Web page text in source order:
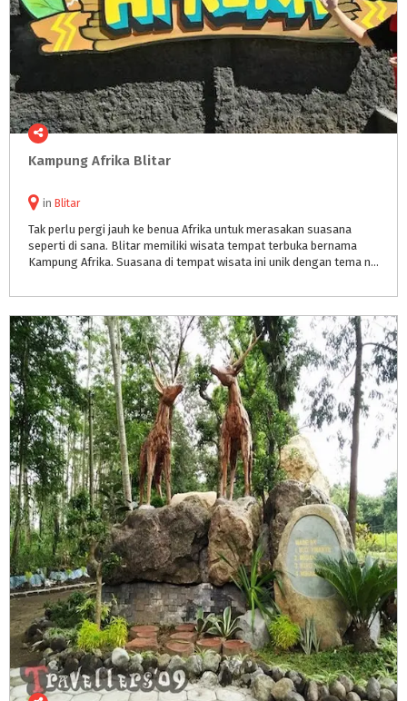
Kampung Afrika Blitar
in Blitar
Tak perlu pergi jauh ke benua Afrika untuk merasakan suasana
seperti di sana. Blitar memiliki wisata tempat terbuka bernama
Kampung Afrika. Suasana di tempat wisata ini unik dengan tema nuansa pemukiman tradisional suku Afrika.